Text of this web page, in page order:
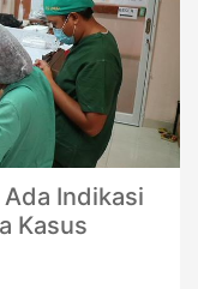
Indikasi
Kasus